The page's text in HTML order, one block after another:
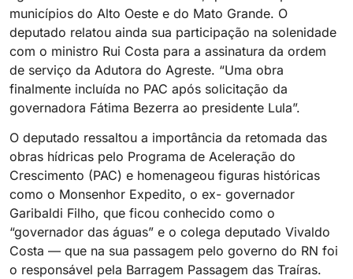
municípios do Alto Oeste e do Mato Grande. O
deputado relatou ainda sua participação na solenidade
com o ministro Rui Costa para a assinatura da ordem
de serviço da Adutora do Agreste. “Uma obra
finalmente incluída no PAC após solicitação da
governadora Fátima Bezerra ao presidente Lula”.
O deputado ressaltou a importância da retomada das
obras hídricas pelo Programa de Aceleração do
Crescimento (PAC) e homenageou figuras históricas
como o Monsenhor Expedito, o ex- governador
Garibaldi Filho, que ficou conhecido como o
“governador das águas” e o colega deputado Vivaldo
Costa — que na sua passagem pelo governo do RN foi
o responsável pela Barragem Passagem das Traíras.